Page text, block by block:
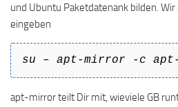
und Ubuntu Paketdatenank bilden.
eingeben
su – apt-mirror -c
apt-mirror teilt Dir mit, wieviele GB